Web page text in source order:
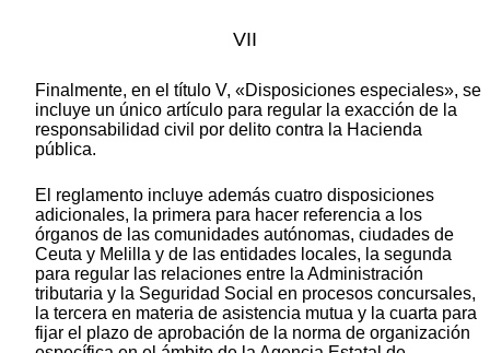
VII
Finalmente, en el título V, «Disposiciones especiales», se
incluye un único artículo para regular la exacción de la
responsabilidad civil por delito contra la Hacienda
pública.
El reglamento incluye además cuatro disposiciones
adicionales, la primera para hacer referencia a los
órganos de las comunidades autónomas, ciudades de
Ceuta y Melilla y de las entidades locales, la segunda
para regular las relaciones entre la Administración
tributaria y la Seguridad Social en procesos concursales,
la tercera en materia de asistencia mutua y la cuarta para
fijar el plazo de aprobación de la norma de organización